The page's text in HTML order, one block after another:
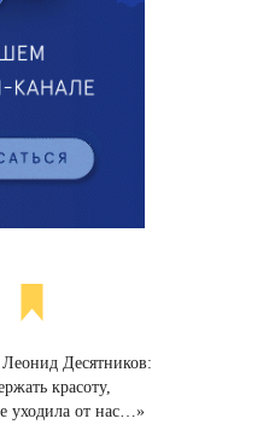
Леонид Десятников:
красоту,
уходила от нас…»